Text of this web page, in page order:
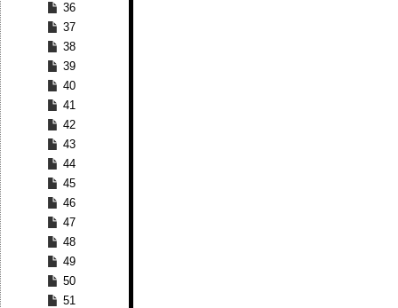
36
37
38
39
40
41
42
43
44
45
46
47
48
49
50
51